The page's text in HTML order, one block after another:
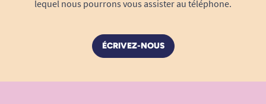
lequel nous pourrons vous assister au téléphone.
ÉCRIVEZ-NOUS